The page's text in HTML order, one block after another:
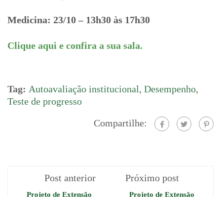
Medicina: 23/10 – 13h30 às 17h30
Clique aqui e confira a sua sala.
Tag: Autoavaliação institucional, Desempenho,
Teste de progresso
Compartilhe:
Post anterior
Projeto de Extensão
Próximo post
Projeto de Extensão